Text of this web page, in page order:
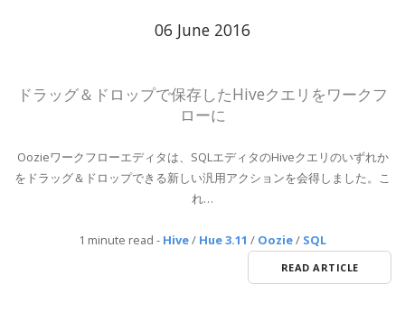
06 June 2016
ドラッグ＆ドロップで保存したHiveクエリをワークフ
ローに
Oozieワークフローエディタは、SQLエディタのHiveクエリのいずれか
をドラッグ＆ドロップできる新しい汎用アクションを会得しました。こ
れ…
1 minute read - Hive/ Hue 3.11 / Oozie/ SQL
READ ARTICLE